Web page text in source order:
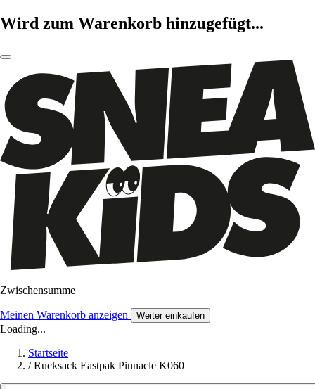
Wird zum Warenkorb hinzugefügt...
Zwischensumme
Meinen Warenkorb anzeigen Weiter einkaufen
Loading...
Startseite
/ Rucksack Eastpak Pinnacle K060